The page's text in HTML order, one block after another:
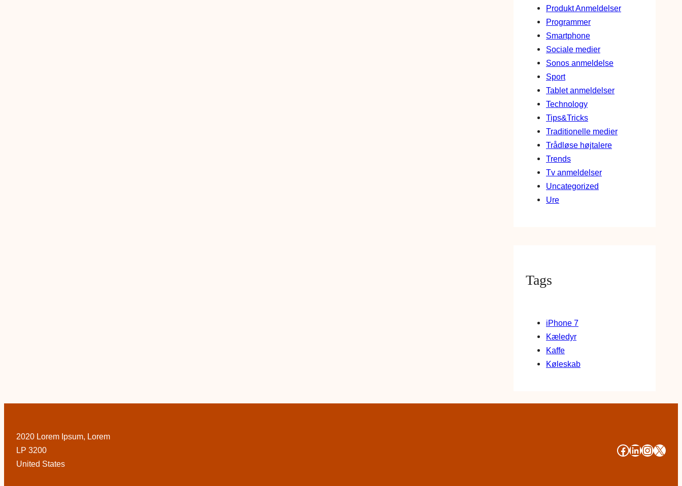
Produkt Anmeldelser
Programmer
Smartphone
Sociale medier
Sonos anmeldelse
Sport
Tablet anmeldelser
Technology
Tips&Tricks
Traditionelle medier
Trådløse højtalere
Trends
Tv anmeldelser
Uncategorized
Ure
Tags
iPhone 7
Kæledyr
Kaffe
Køleskab
2020 Lorem Ipsum, Lorem
LP 3200
United States
# # # #